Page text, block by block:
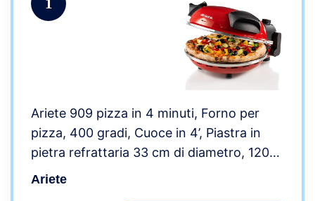
1
Ariete 909 pizza in 4 minuti, Forno per
pizza, 400 gradi, Cuoce in 4’, Piastra in
pietra refrattaria 33 cm di diametro, 1200
watt, Timer 30’, Rosso
Ariete